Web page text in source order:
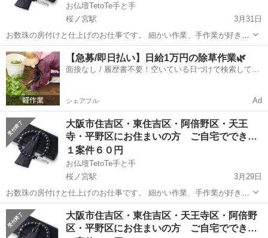
お仏壇TetoTe手と手
桜ノ宮駅
3月31日
お数珠の房付けと仕上げのお仕事です。 細かい作業、手作業が好きな
方におすすめです。
大阪 大阪市 桜ノ宮駅 その他 東住吉区
【急募/即日払い】日給1万円の除草作業🌿
面接なし / 履歴書不要！空いている日づけで検索して即
シェアフル Ad
大阪市住吉区・東住吉区・阿倍野区・天王
寺・平野区にお住まいの方 ご自宅ででき
る…
１案件６０円
お仏壇TetoTe手と手
桜ノ宮駅
3月29日
お数珠の房付けと仕上げのお仕事です。 細かい作業、手作業が好きな
方におすすめです。
大阪 桜ノ宮駅 その他 東住吉区
大阪市住吉区・東住吉区・天王寺区・阿倍野
区・平野区にお住まいの方 ご自宅ででき…